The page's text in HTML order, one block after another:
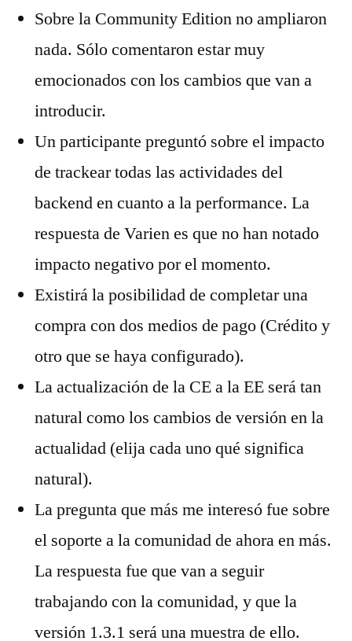
Sobre la Community Edition no ampliaron
nada. Sólo comentaron estar muy
emocionados con los cambios que van a
introducir.
Un participante preguntó sobre el impacto
de trackear todas las actividades del
backend en cuanto a la performance. La
respuesta de Varien es que no han notado
impacto negativo por el momento.
Existirá la posibilidad de completar una
compra con dos medios de pago (Crédito y
otro que se haya configurado).
La actualización de la CE a la EE será tan
natural como los cambios de versión en la
actualidad (elija cada uno qué significa
natural).
La pregunta que más me interesó fue sobre
el soporte a la comunidad de ahora en más.
La respuesta fue que van a seguir
trabajando con la comunidad, y que la
versión 1.3.1 será una muestra de ello.